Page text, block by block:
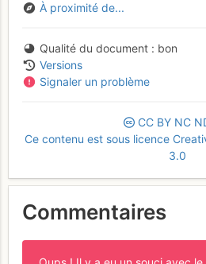
À proximité de...
Qualité du document
bon
Versions
Signaler un problème
CC BY NC
Ce contenu est sous licence
3.0
Commentaires